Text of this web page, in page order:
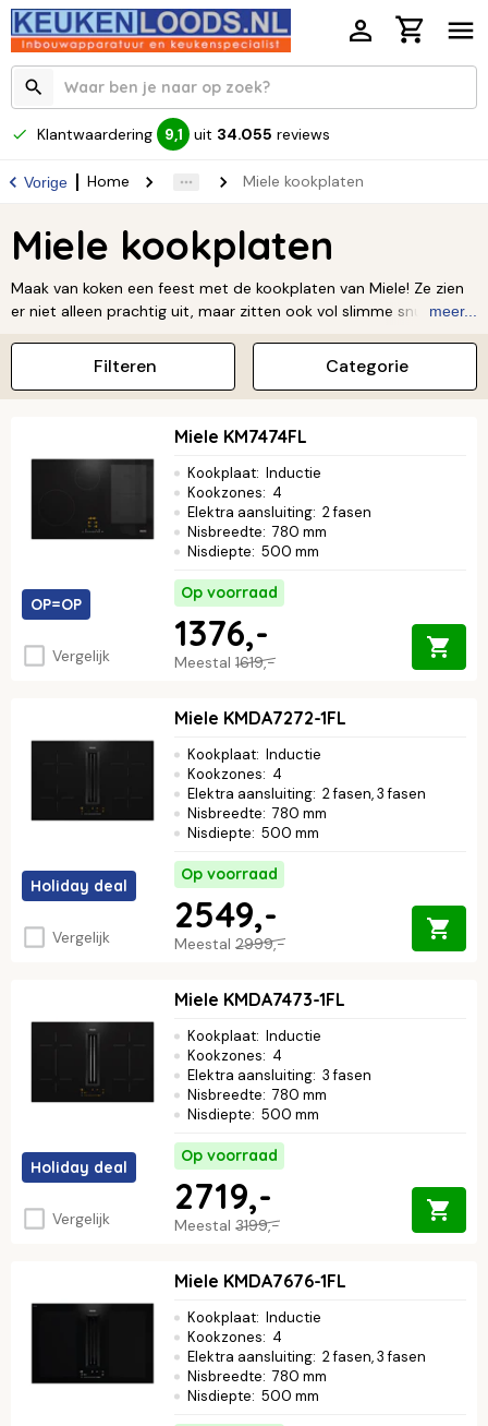
Klantwaardering 9,1 uit 34.055 reviews
Vorige Home Miele kookplaten
Miele kookplaten
Maak van koken een feest met de kookplaten van Miele! Ze zien
er niet alleen prachtig uit, maar zitten ook vol slimme snufjes.
aanpassen aan jouw pannen. Met de simpele bediening en
betrouwbare kwaliteit zet je elke dag de lekkerste gerechten op
tafel. Ontdek zelf hoe makkelijk en leuk koken kan zijn met de
perfectie van Miele in jouw keuken. Lees verder ↓
meer...
Categorie
Filteren
OP=OP
Vergelijk
Miele KM7474FL
Kookplaat: Inductie
Kookzones: 4
Elektra aansluiting: 2 fasen
Nisbreedte: 780 mm
Nisdiepte: 500 mm
Op voorraad
Meestal 1619,-
1376,-
Holiday deal
Vergelijk
Miele KMDA7272-1FL
Kookplaat: Inductie
Kookzones: 4
Elektra aansluiting: 2 fasen, 3 fasen
Nisbreedte: 780 mm
Nisdiepte: 500 mm
Op voorraad
Meestal 2999,-
2549,-
Holiday deal
Vergelijk
Miele KMDA7473-1FL
Kookplaat: Inductie
Kookzones: 4
Elektra aansluiting: 3 fasen
Nisbreedte: 780 mm
Nisdiepte: 500 mm
Op voorraad
Meestal 3199,-
2719,-
Miele KMDA7676-1FL
Kookplaat: Inductie
Kookzones: 4
Elektra aansluiting: 2 fasen, 3 fasen
Nisbreedte: 780 mm
Nisdiepte: 500 mm